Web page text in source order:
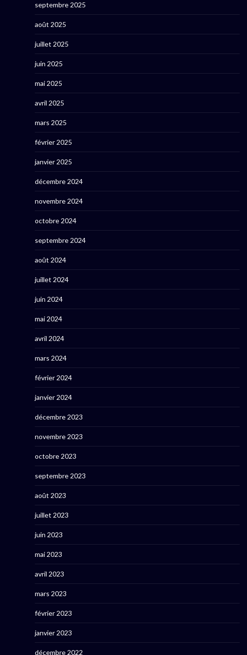
septembre 2025
août 2025
juillet 2025
juin 2025
mai 2025
avril 2025
mars 2025
février 2025
janvier 2025
décembre 2024
novembre 2024
octobre 2024
septembre 2024
août 2024
juillet 2024
juin 2024
mai 2024
avril 2024
mars 2024
février 2024
janvier 2024
décembre 2023
novembre 2023
octobre 2023
septembre 2023
août 2023
juillet 2023
juin 2023
mai 2023
avril 2023
mars 2023
février 2023
janvier 2023
décembre 2022